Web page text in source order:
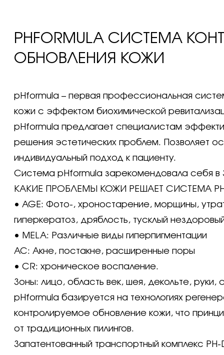
PHFORMULA СИСТЕМА
ОБНОВЛЕНИЯ КОЖИ
pHformula – первая профессиональная
кожи с эффектом биохимической
pHformula предлагает специалистам
решения эстетических проблем. Позволяет
индивидуальный подход к пациенту.
Система pHformula зарекомендовала себя в
КАКИЕ ПРОБЛЕМЫ КОЖИ РЕШАЕТ СИСТЕМА
• AGE: Фото-, хроностарение, морщины,
гиперкератоз, дряблость, тусклый
• MELA: Различные виды гиперпигментации
AC: Акне, постакне, расширенные поры
• CR: хроническое воспаление.
Зоны: лицо, область век, шея, декольте, руки,
pHformula базируется на технологиях
контролируемое обновление кожи, что
от традиционных пилингов.
Запатентованный транспортный комплекс